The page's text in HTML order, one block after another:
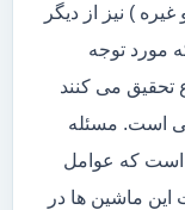
) نیز از دیگر
مورد توجه
تحقیق می کنند
است. مسئله
است که عوامل
این ماشین ها در